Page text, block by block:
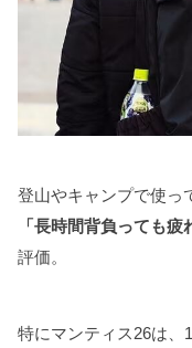
登山やキャンプで使っ
「長時間背負っても疲
評価。
特にマンティス26は、